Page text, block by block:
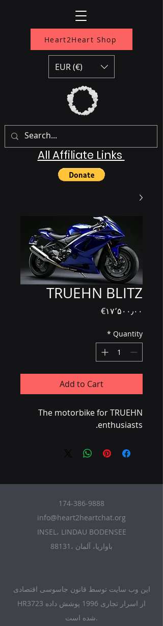
Heart2Heart Shop
All Affiliate Links
EUR (€)
TRUEHN BLITZ
‎€۱۷٬۵۰۰٫۰۰Price
Quantity
*
Add to Cart
The motorbike for TRUEHN
enthusiasts.
174-386-9888
info@heart2heartchat.org
INSEL، LINDAU BODENSEE
88131، باواریا، آلمان
این وب سایت توسط قانون جاسوسی اقتصادی
HR3723 از اسرار تجاری 1996 پوشش داده
شده است.